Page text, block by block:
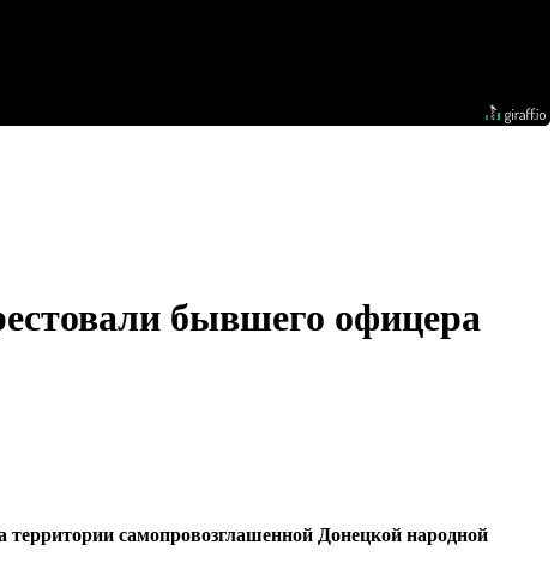
бывшего офицера
самопровозглашенной Донецкой народной